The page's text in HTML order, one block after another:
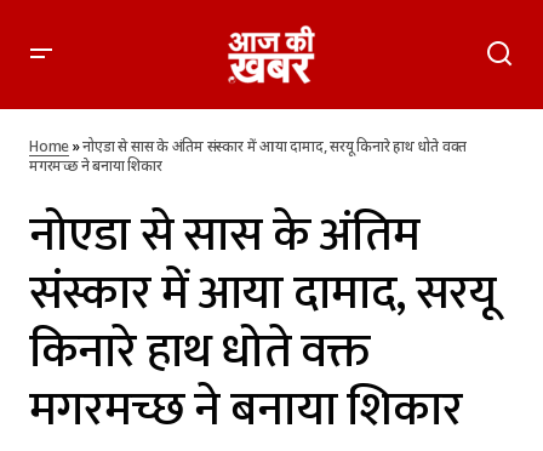
वक्त मगरमच्छ ने बनाया शिकार
Home»नोएडा से सास के अंतिम संस्कार में आया दामाद, सरयू किनारे हाथ धोते वक्त
मगरमच्छ ने बनाया शिकार
नोएडा से सास के अंतिम
संस्कार में आया दामाद, सरयू
किनारे हाथ धोते वक्त
मगरमच्छ ने बनाया शिकार